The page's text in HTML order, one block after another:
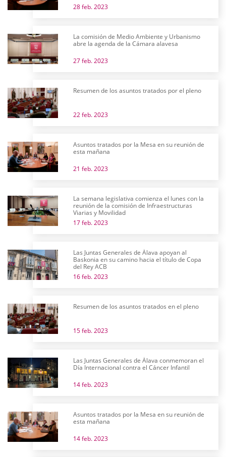
28 feb. 2023
La comisión de Medio Ambiente y Urbanismo
abre la agenda de la Cámara alavesa
27 feb. 2023
Resumen de los asuntos tratados por el pleno
22 feb. 2023
Asuntos tratados por la Mesa en su reunión de
esta mañana
21 feb. 2023
La semana legislativa comienza el lunes con la
reunión de la comisión de Infraestructuras
Viarias y Movilidad
17 feb. 2023
Las Juntas Generales de Álava apoyan al
Baskonia en su camino hacia el título de Copa
del Rey ACB
16 feb. 2023
Resumen de los asuntos tratados en el pleno
15 feb. 2023
Las Juntas Generales de Álava conmemoran el
Día Internacional contra el Cáncer Infantil
14 feb. 2023
Asuntos tratados por la Mesa en su reunión de
esta mañana
14 feb. 2023